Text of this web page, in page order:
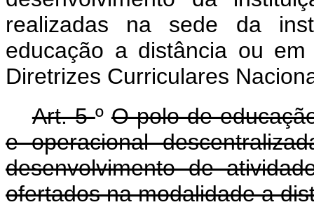
realizadas na sede da
educação a distância ou
Diretrizes Curriculares
Art. 5ºO polo de
e operacional
desenvolvimento de
ofertados na modalidade a